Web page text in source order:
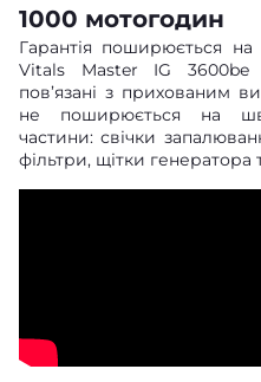
1000 мотогодин
Гарантія поширюється на
Vitals Master IG 3600be
пов’язані з прихованим
не поширюється на
частини: свічки
фільтри, щітки генератора